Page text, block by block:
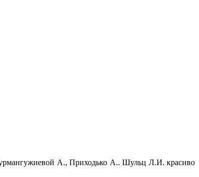
А., Приходько А.. Шульц Л.И. красиво